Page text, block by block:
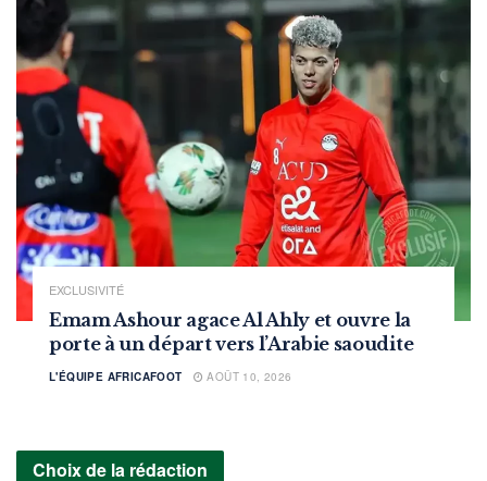
EXCLUSIVITÉ
Emam Ashour agace Al Ahly et ouvre la
porte à un départ vers l’Arabie saoudite
L'ÉQUIPE AFRICAFOOT AOÛT 10, 2026
Choix de la rédaction